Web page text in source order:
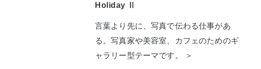
Holiday Ⅱ
言葉より先に、写真で伝わる仕事があ
る。写真家や美容室、カフェのためのギ
ャラリー型テーマです。 ＞